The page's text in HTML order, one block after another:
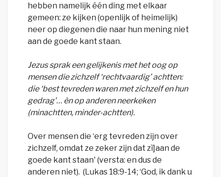
hebben namelijk één ding met elkaar
gemeen: ze kijken (openlijk of heimelijk)
neer op diegenen die naar hun mening niet
aan de goede kant staan.
Jezus sprak een gelijkenis met het oog op
mensen die zichzelf ‘rechtvaardig’ achtten:
die ‘best tevreden waren met zichzelf en hun
gedrag’… èn op anderen neerkeken
(minachtten, minder-achtten).
Over mensen die ‘erg tevreden zijn over
zichzelf, omdat ze zeker zijn dat zì]aan de
goede kant staan' (versta: en dus de
anderen niet). (Lukas 18:9-14; ‘God, ik dank u